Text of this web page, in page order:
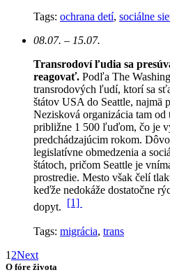
Tags: ochrana detí, sociálne
08.07. – 15.07.
Transrodoví ľudia sa
reagovať. Podľa The
transrodových ľudí, ktorí sa
štátov USA do Seattle, najmä
Nezisková organizácia tam
približne 1 500 ľuďom, čo je
predchádzajúcim rokom.
legislatívne obmedzenia a
štátoch, pričom Seattle je
prostredie. Mesto však čelí
keďže nedokáže dostatočne
dopyt. [1]
Tags: migrácia, trans
1 2Next
O fóre života